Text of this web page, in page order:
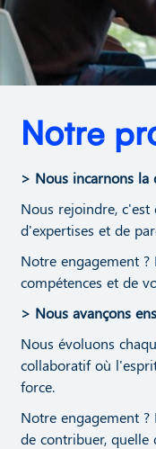
Notre
​> Nous incarnons la
Nous rejoindre,
d'expertises et de
Notre engagement ?
compétences et de
> Nous avançons
Nous évoluons
collaboratif où
force.
Notre engagement
de contribuer, quelle